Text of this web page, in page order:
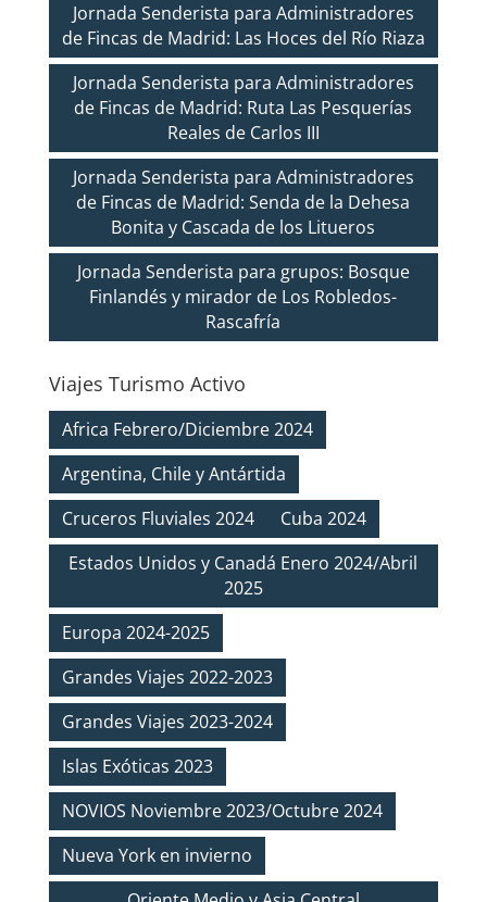
Jornada Senderista para Administradores
de Fincas de Madrid: Las Hoces del Río Riaza
Jornada Senderista para Administradores
de Fincas de Madrid: Ruta Las Pesquerías
Reales de Carlos III
Jornada Senderista para Administradores
de Fincas de Madrid: Senda de la Dehesa
Bonita y Cascada de los Litueros
Jornada Senderista para grupos: Bosque
Finlandés y mirador de Los Robledos-
Rascafría
Viajes Turismo Activo
Africa Febrero/Diciembre 2024
Argentina, Chile y Antártida
Cruceros Fluviales 2024
Cuba 2024
Estados Unidos y Canadá Enero 2024/Abril
2025
Europa 2024-2025
Grandes Viajes 2022-2023
Grandes Viajes 2023-2024
Islas Exóticas 2023
NOVIOS Noviembre 2023/Octubre 2024
Nueva York en invierno